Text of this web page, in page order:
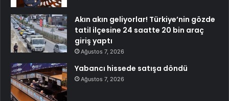
Akın akın geliyorlar! Türkiye’nin gözde
tatil ilçesine 24 saatte 20 bin araç
giriş yaptı
Ağustos 7, 2026
Yabancı hissede satışa döndü
Ağustos 7, 2026